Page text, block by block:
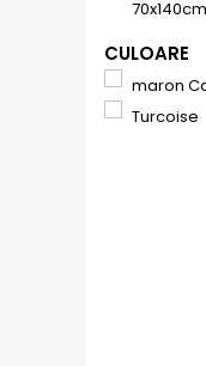
CULOARE
maron
Turcoise